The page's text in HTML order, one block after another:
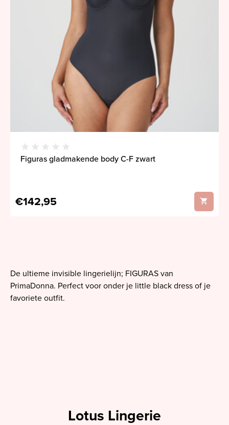
Figuras gladmakende body C-F zwart
€142,95
De ultieme invisible lingerielijn; FIGURAS van
PrimaDonna. Perfect voor onder je little black dress of je
favoriete outfit.
Lotus Lingerie